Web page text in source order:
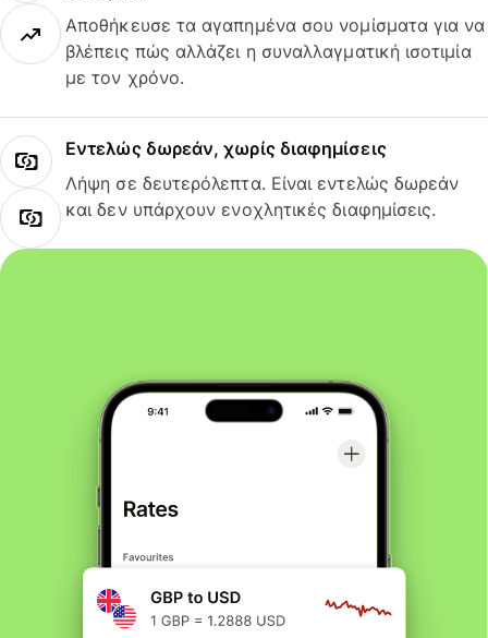
Αποθήκευσε τα αγαπημένα σου νομίσματα για να
βλέπεις πώς αλλάζει η συναλλαγματική ισοτιμία
με τον χρόνο.
Εντελώς δωρεάν, χωρίς διαφημίσεις
Λήψη σε δευτερόλεπτα. Είναι εντελώς δωρεάν
και δεν υπάρχουν ενοχλητικές διαφημίσεις.